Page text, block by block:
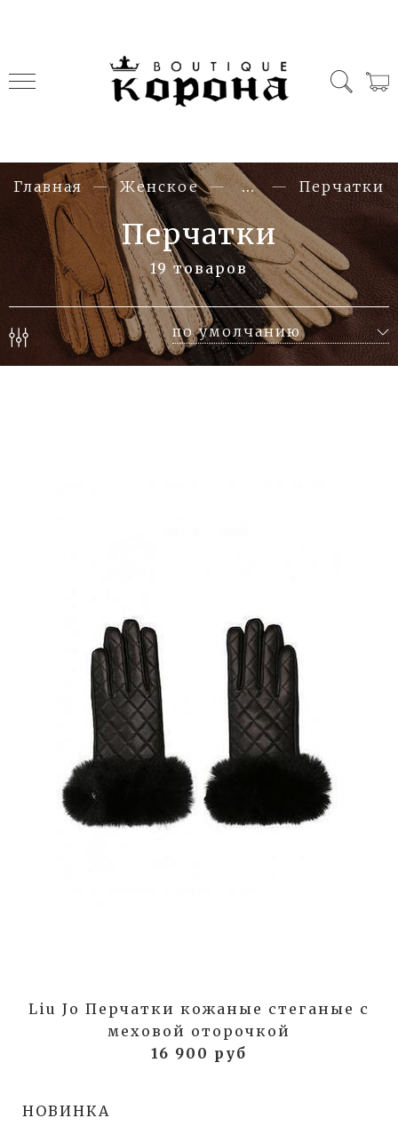
Главная Женское ... Перчатки
Перчатки
19 товаров
Liu Jo Перчатки кожаные стеганые с
меховой оторочкой
16 900 руб
НОВИНКА